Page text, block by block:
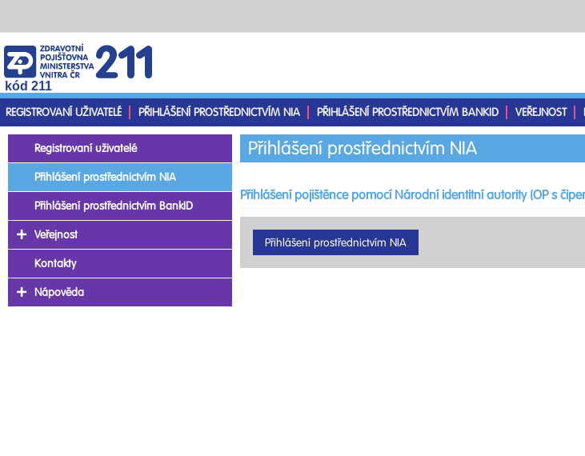
kód 211
REGISTROVANÍ UŽIVATELÉ
PŘIHLÁŠENÍ PROSTŘEDNICTVÍM NIA PŘIHLÁŠENÍ PROSTŘEDNICTVÍM BANKID VEŘEJNOST
Přihlášení prostřednictvím NIA
Přihlášení pojištěnce pomocí Národní identitní autority (OP s
Registrovaní uživatelé
Přihlášení prostřednictvím NIA
Přihlášení prostřednictvím BankID
Veřejnost
Kontakty
Nápověda